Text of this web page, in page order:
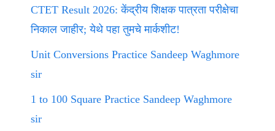
CTET Result 2026: केंद्रीय शिक्षक पात्रता परीक्षेचा
निकाल जाहीर; येथे पहा तुमचे मार्कशीट!
Unit Conversions Practice Sandeep Waghmore
sir
1 to 100 Square Practice Sandeep Waghmore
sir